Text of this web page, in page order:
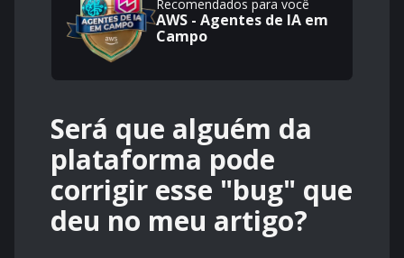
Recomendados para você
AWS - Agentes de IA em
Campo
Será que alguém da
plataforma pode
corrigir esse "bug" que
deu no meu artigo?